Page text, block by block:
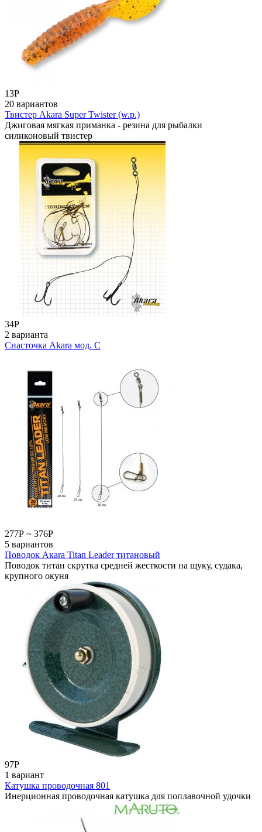
13Р
20 вариантов
Твистер Akara Super Twister (w.p.)
Джиговая мягкая приманка - резина для рыбалки
силиконовый твистер
34Р
2 варианта
Снасточка Akara мод. C
277Р ~ 376Р
5 вариантов
Поводок Акаrа Titan Leader титановый
Поводок титан скрутка средней жесткости на щуку, судака,
крупного окуня
97Р
1 вариант
Катушка проводочная 801
Инерционная проводочная катушка для поплавочной удочки